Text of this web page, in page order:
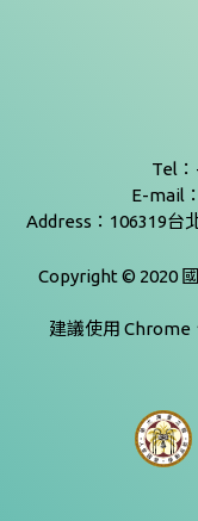
Tel
E-mail
Address：106319台
Copyright © 2020
建議使用